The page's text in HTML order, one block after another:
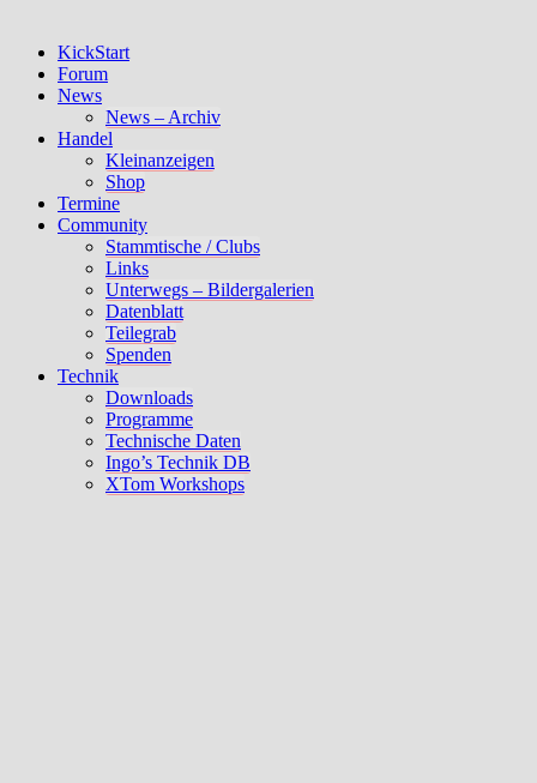
KickStart
Forum
News
News – Archiv
Handel
Kleinanzeigen
Shop
Termine
Community
Stammtische / Clubs
Links
Unterwegs – Bildergalerien
Datenblatt
Teilegrab
Spenden
Technik
Downloads
Programme
Technische Daten
Ingo’s Technik DB
XTom Workshops